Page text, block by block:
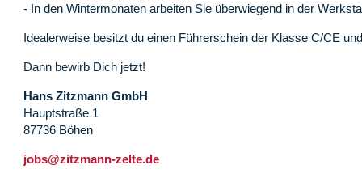
- In den Wintermonaten arbeiten Sie überwiegend in der
Idealerweise besitzt du einen Führerschein der Klasse C/CE
Dann bewirb Dich jetzt!
Hans Zitzmann GmbH
Hauptstraße 1
87736 Böhen
jobs@zitzmann-zelte.de